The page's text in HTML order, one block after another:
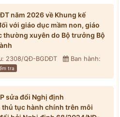
năm 2026 về Khung kế
với giáo dục mầm non, giáo
thường xuyên do Bộ trưởng Bộ
2308/QĐ-BGDĐT
Ban hành:
tra
sửa đổi Nghị định
tục hành chính trên môi